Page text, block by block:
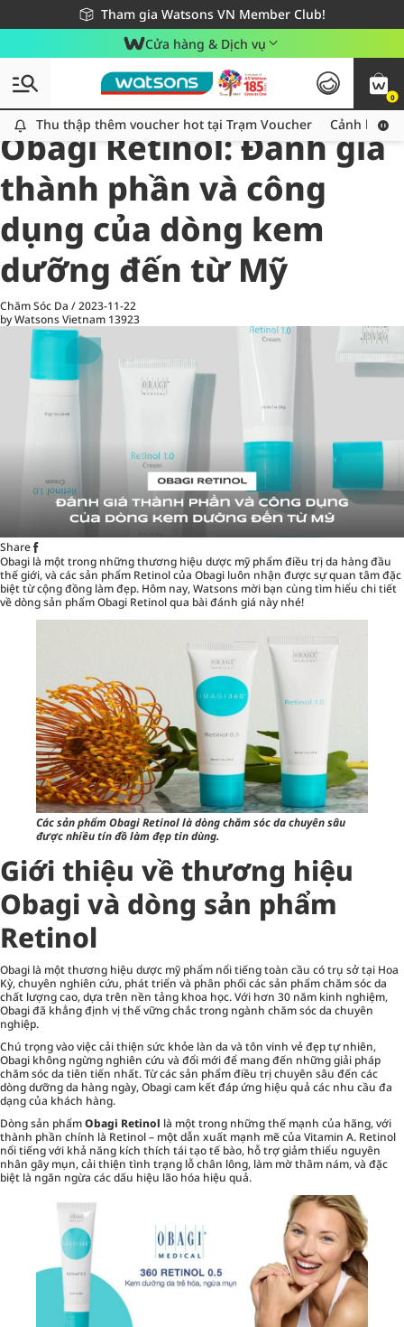
Tham gia Watsons VN Member Club!
Miễn phí giao hàng cho đơn hàng từ 249,000Đ
Giao hàng nhanh 24h - Áp dụng khu vực TP. Hồ Chí Minh
Cửa hàng & Dịch vụ
0
Thu thập thêm voucher hot tại Trạm Voucher
Thu thập thêm voucher hot tại Trạm Voucher Cảnh báo
All
Chăm Sóc Cá Nhân
Obagi Retinol: Đánh giá
thành phần và công
dụng của dòng kem
dưỡng đến từ Mỹ
Chăm Sóc Da /2023-11-22
by Watsons Vietnam 13923
Share
Obagi là một trong những thương hiệu dược mỹ phẩm điều trị da hàng đầu
thế giới, và các sản phẩm Retinol của Obagi luôn nhận được sự quan tâm đặc
biệt từ cộng đồng làm đẹp. Hôm nay,Watsons mời bạn cùng tìm hiểu chi tiết
về dòng sản phẩm Obagi Retinol qua bài đánh giá này nhé!
Các sản phẩm Obagi Retinol là dòng chăm sóc da chuyên sâu
được nhiều tín đồ làm đẹp tin dùng.
Giới thiệu về thương hiệu
Obagi và dòng sản phẩm
Retinol
Obagi là một thương hiệu dược mỹ phẩm nổi tiếng toàn cầu có trụ sở tại Hoa
Kỳ, chuyên nghiên cứu, phát triển và phân phối các sản phẩm chăm sóc da
chất lượng cao, dựa trên nền tảng khoa học. Với hơn 30 năm kinh nghiệm,
Obagi đã khẳng định vị thế vững chắc trong ngành chăm sóc da chuyên
nghiệp.
Chú trọng vào việc cải thiện sức khỏe làn da và tôn vinh vẻ đẹp tự nhiên,
Obagi không ngừng nghiên cứu và đổi mới để mang đến những giải pháp
chăm sóc da tiên tiến nhất. Từ các sản phẩm điều trị chuyên sâu đến các
dòng dưỡng da hàng ngày, Obagi cam kết đáp ứng hiệu quả các nhu cầu đa
dạng của khách hàng.
Dòng sản phẩmObagi Retinol là một trong những thế mạnh của hãng, với
thành phần chính là Retinol – một dẫn xuất mạnh mẽ của Vitamin A. Retinol
nổi tiếng với khả năng kích thích tái tạo tế bào, hỗ trợ giảm thiểu nguyên
nhân gây mụn, cải thiện tình trạng lỗ chân lông, làm mờ thâm nám, và đặc
biệt là ngăn ngừa các dấu hiệu lão hóa hiệu quả.